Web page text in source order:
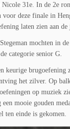
31e. In de 2e
deze finale in
laten zien aan
mochten in
categorie senior G.
keurige
het zilver. Op
op muziek
een mooie gouden
ten einde is gekomen.